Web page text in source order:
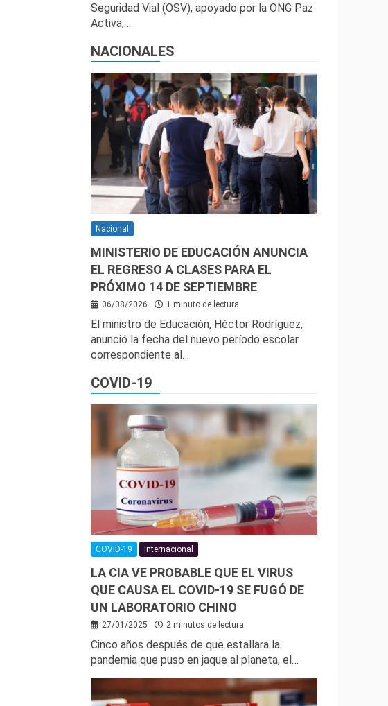
Seguridad Vial (OSV), apoyado por la ONG Paz
Activa,…
NACIONALES
Nacional
MINISTERIO DE EDUCACIÓN ANUNCIA
EL REGRESO A CLASES PARA EL
PRÓXIMO 14 DE SEPTIEMBRE
06/08/2026 1 minuto de lectura
El ministro de Educación, Héctor Rodríguez,
anunció la fecha del nuevo período escolar
correspondiente al…
COVID-19
COVID-19 Internacional
LA CIA VE PROBABLE QUE EL VIRUS
QUE CAUSA EL COVID-19 SE FUGÓ DE
UN LABORATORIO CHINO
27/01/2025 2 minutos de lectura
Cinco años después de que estallara la
pandemia que puso en jaque al planeta, el…